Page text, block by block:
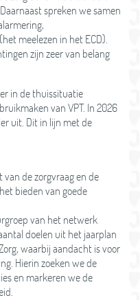
spreken we samen
meelezen in het ECD).
zijn zeer van belang
in de thuissituatie
van VPT. In 2026
uit. Dit in lijn met de
de zorgvraag en de
bieden van goede
van het netwerk
doelen uit het jaarplan
waarbij aandacht is voor
Hierin zoeken we de
en markeren we de